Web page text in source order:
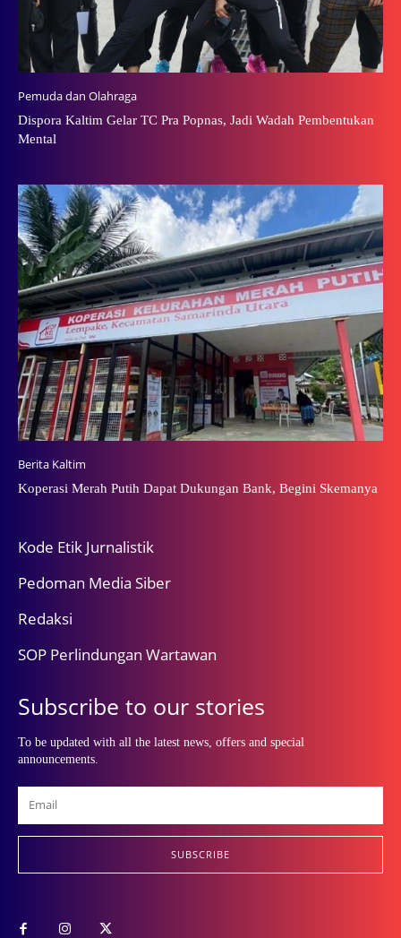
Pemuda dan Olahraga
Dispora Kaltim Gelar TC Pra Popnas, Jadi Wadah Pembentukan
Mental
Berita Kaltim
Koperasi Merah Putih Dapat Dukungan Bank, Begini Skemanya
Kode Etik Jurnalistik
Pedoman Media Siber
Redaksi
SOP Perlindungan Wartawan
Subscribe to our stories
To be updated with all the latest news, offers and special
announcements.
SUBSCRIBE